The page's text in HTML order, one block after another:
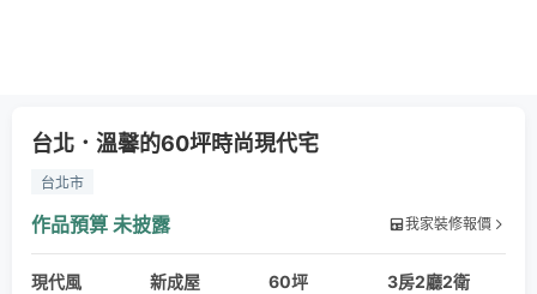
台北．溫馨的60坪時尚現代宅
台北市
作品預算 未披露 我家裝修報價
現代風 新成屋 60坪 3房2廳2衛